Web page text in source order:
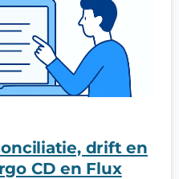
drift en
CD en Flux